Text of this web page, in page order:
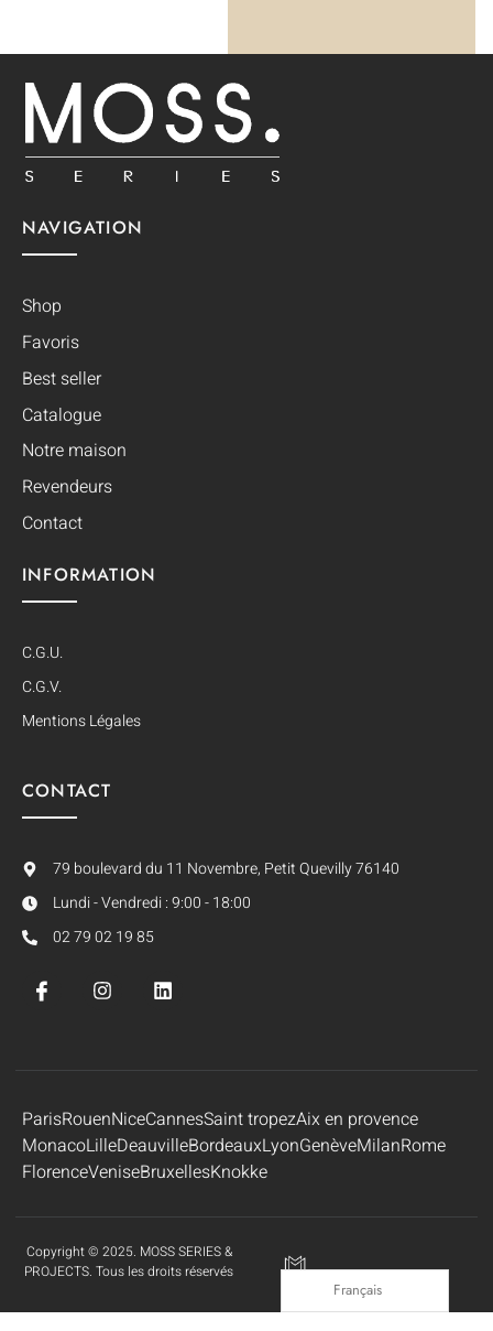
NAVIGATION
Shop
Favoris
Best seller
Catalogue
Notre maison
Revendeurs
Contact
INFORMATION
C.G.U.
C.G.V.
Mentions Légales
CONTACT
79 boulevard du 11 Novembre, Petit Quevilly 76140
Lundi - Vendredi : 9:00 - 18:00
02 79 02 19 85
ParisRouenNiceCannesSaint tropezAix en provence
MonacoLilleDeauvilleBordeauxLyonGenèveMilanRome
FlorenceVeniseBruxellesKnokke
Copyright © 2025. MOSS SERIES &
PROJECTS. Tous les droits réservés
Français